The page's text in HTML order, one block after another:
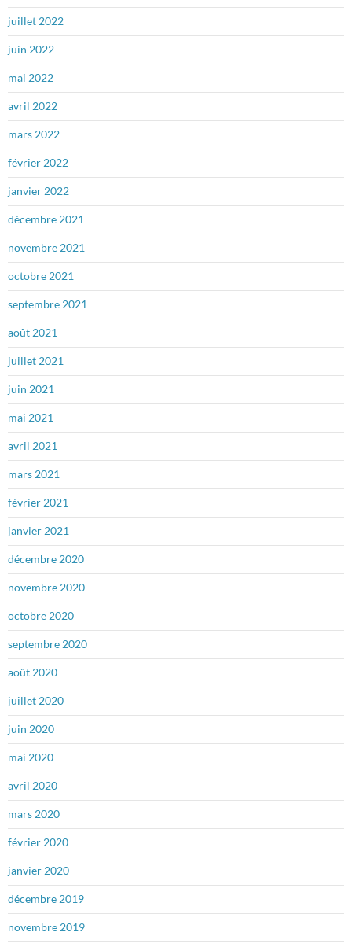
juillet 2022
juin 2022
mai 2022
avril 2022
mars 2022
février 2022
janvier 2022
décembre 2021
novembre 2021
octobre 2021
septembre 2021
août 2021
juillet 2021
juin 2021
mai 2021
avril 2021
mars 2021
février 2021
janvier 2021
décembre 2020
novembre 2020
octobre 2020
septembre 2020
août 2020
juillet 2020
juin 2020
mai 2020
avril 2020
mars 2020
février 2020
janvier 2020
décembre 2019
novembre 2019